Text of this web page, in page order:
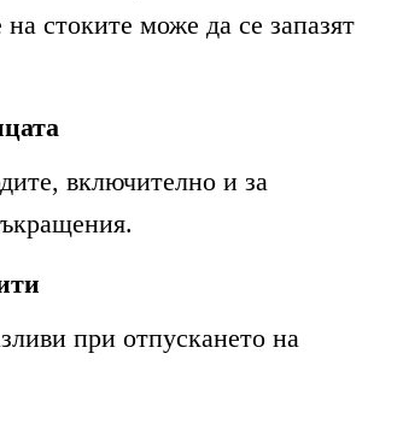
стоките може да се запазят
включително и за
при отпускането на